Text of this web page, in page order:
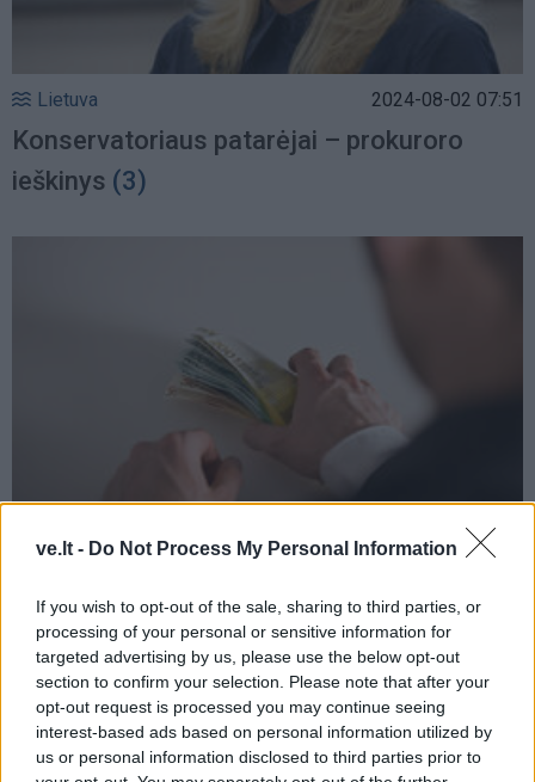
ve.lt - Do Not Process My Personal Information
If you wish to opt-out of the sale, sharing to third parties, or
processing of your personal or sensitive information for
targeted advertising by us, please use the below opt-out
section to confirm your selection. Please note that after your
opt-out request is processed you may continue seeing
interest-based ads based on personal information utilized by
us or personal information disclosed to third parties prior to
Lietuva 2024-08-02 07:51
Konservatoriaus patarėjai – prokuroro
ieškinys (3)
2024-04-18 09:52
Iš trijų buvusių Kretingos tarybos narių
prokurorai prašo priteisti daugiau nei 30
tūkst. eurų